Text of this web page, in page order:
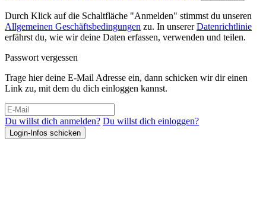
Durch Klick auf die Schaltfläche "Anmelden" stimmst du unseren
Allgemeinen Geschäftsbedingungen zu. In unsererDatenrichtlinie
erfährst du, wie wir deine Daten erfassen, verwenden und teilen.
Passwort vergessen
Trage hier deine E-Mail Adresse ein, dann schicken wir dir einen
Link zu, mit dem du dich einloggen kannst.
Du willst dich anmelden? Du willst dich einloggen?